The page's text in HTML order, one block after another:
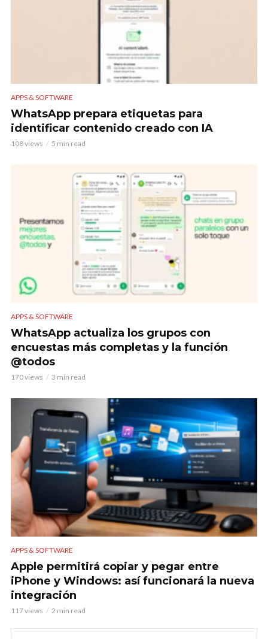
APPS & SOFTWARE
WhatsApp prepara etiquetas para
identificar contenido creado con IA
108 views 5 min read
APPS & SOFTWARE
WhatsApp actualiza los grupos con
encuestas más completas y la función
@todos
170 views 3 min read
APPS & SOFTWARE
Apple permitirá copiar y pegar entre
iPhone y Windows: así funcionará la nueva
integración
117 views 2 min read